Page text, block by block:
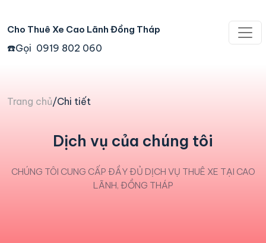
Cho Thuê Xe Cao Lãnh Đồng Tháp
☎️Gọi 0919 802 060
Trang chủ/Chi tiết
Dịch vụ của chúng tôi
CHÚNG TÔI CUNG CẤP ĐẦY ĐỦ DỊCH VỤ THUÊ XE TẠI CAO
LÃNH, ĐỒNG THÁP